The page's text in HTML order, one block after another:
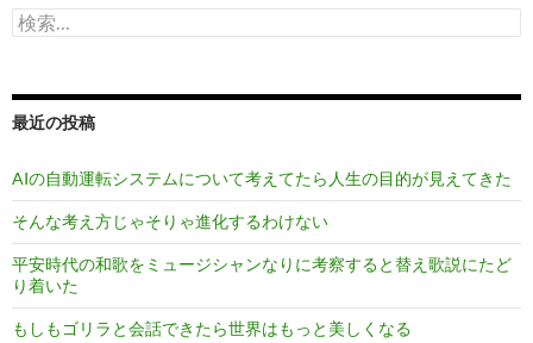
検
索:
最近の投稿
AIの自動運転システムについて考えてたら人生の目的が見えてきた
そんな考え方じゃそりゃ進化するわけない
平安時代の和歌をミュージシャンなりに考察すると替え歌説にたど
り着いた
もしもゴリラと会話できたら世界はもっと美しくなる